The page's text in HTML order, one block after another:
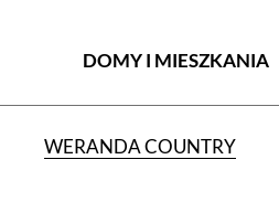
DOMY I MIESZKANIA
WERANDA COUNTRY